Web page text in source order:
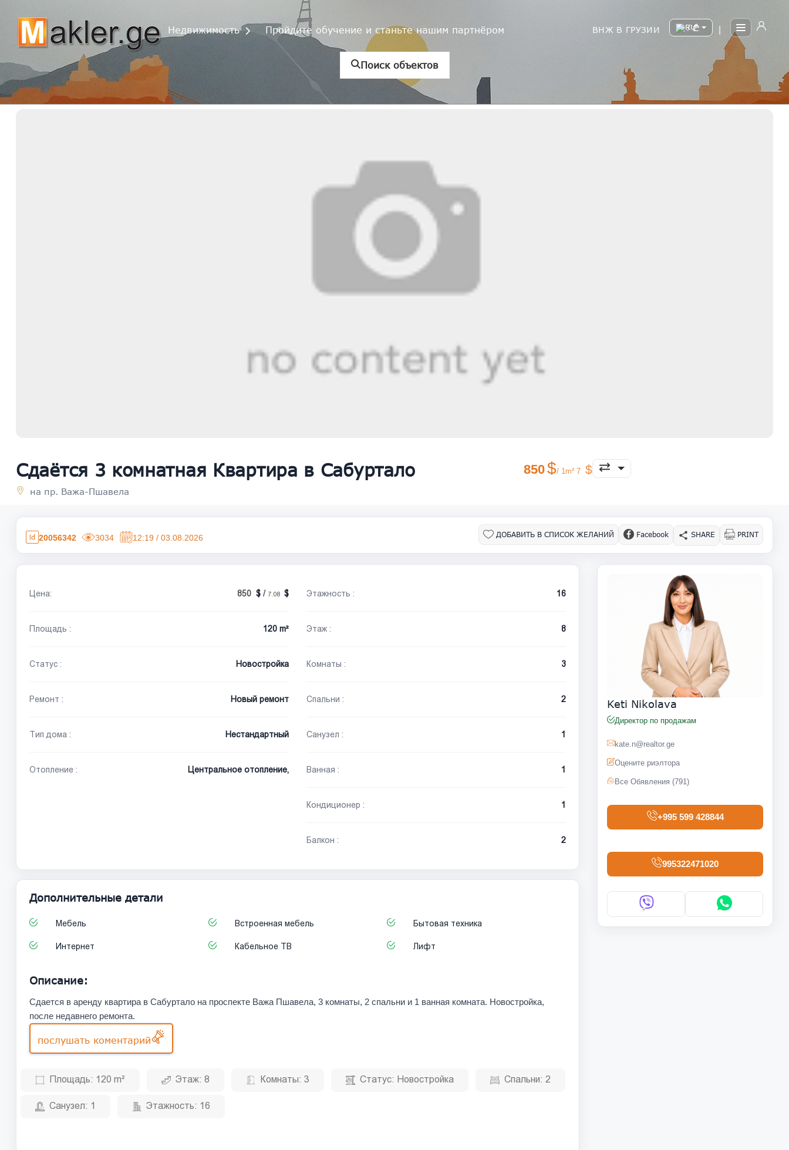
Недвижимость Пройдите обучение и станьте нашим партнёром ВНЖ В ГРУЗИИ /
Поиск объектов
Сдаётся 3 комнатная Квартира в Сабуртало
на пр. Важа-Пшавела
850 / 1m² 7
20056342 3034 12:19 / 03.08.2026 ДОБАВИТЬ В СПИСОК ЖЕЛАНИЙ Facebook SHARE PRINT
Цена: 850 / 7.08
Площадь : 120 m²
Статус : Новостройка
Ремонт : Новый ремонт
Тип дома : Нестандартный
Отопление : Центральное отопление,
Этажность : 16
Этаж : 8
Комнаты : 3
Спальни : 2
Санузел : 1
Ванная : 1
Кондиционер : 1
Балкон : 2
Дополнительные детали
Мебель Встроенная мебель Бытовая техника
Интернет Кабельное ТВ Лифт
Описание:
Сдается в аренду квартира в Сабуртало на проспекте Важа Пшавела, 3 комнаты, 2 спальни и 1 ванная комната. Новостройка,
после недавнего ремонта.
послушать коментарий
Площадь: 120 m² Этаж: 8 Комнаты: 3 Статус: Новостройка Спальни: 2
Санузел: 1 Этажность: 16
Keti Nikolava
Директор по продажам
kate.n@realtor.ge
Оцените риэлтора
Все Обявления (791)
+995 599 428844
995322471020